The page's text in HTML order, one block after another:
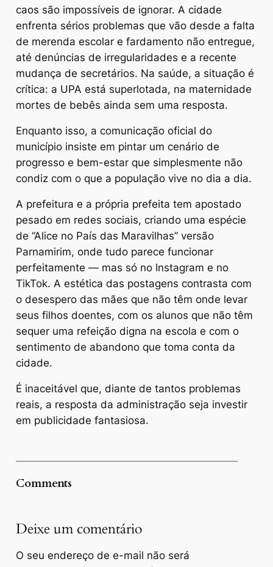
caos são impossíveis de ignorar. A cidade
enfrenta sérios problemas que vão desde a falta
de merenda escolar e fardamento não entregue,
até denúncias de irregularidades e a recente
mudança de secretários. Na saúde, a situação é
crítica: a UPA está superlotada, na maternidade
mortes de bebês ainda sem uma resposta.
Enquanto isso, a comunicação oficial do
município insiste em pintar um cenário de
progresso e bem-estar que simplesmente não
condiz com o que a população vive no dia a dia.
A prefeitura e a própria prefeita tem apostado
pesado em redes sociais, criando uma espécie
de “Alice no País das Maravilhas” versão
Parnamirim, onde tudo parece funcionar
perfeitamente — mas só no Instagram e no
TikTok. A estética das postagens contrasta com
o desespero das mães que não têm onde levar
seus filhos doentes, com os alunos que não têm
sequer uma refeição digna na escola e com o
sentimento de abandono que toma conta da
cidade.
É inaceitável que, diante de tantos problemas
reais, a resposta da administração seja investir
em publicidade fantasiosa.
Comments
Deixe um comentário
O seu endereço de e-mail não será